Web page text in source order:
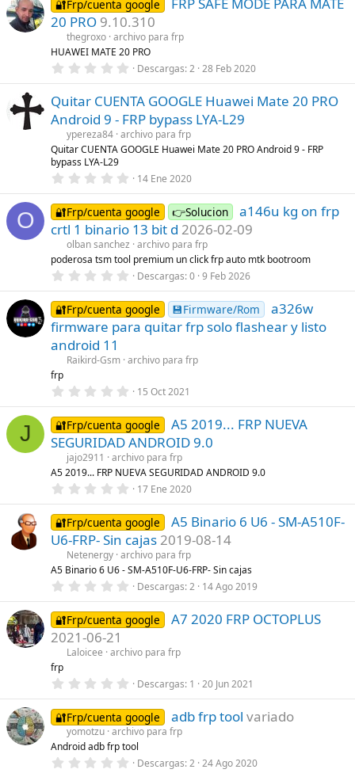
(
s
)
e
s
t
r
e
l
(
s
)
🔐Frp/cuenta google
20 PRO 9.10.310
thegroxo archivo para frp
HUAWEI MATE 20 PRO
0
0
0
e
s
t
r
e
(
s
)
Descargas 2 28 Feb 2020
Quitar CUENTA GOOGLE Huawei Mate 20 PRO
Android 9 - FRP bypass LYA-L29
ypereza84 archivo para frp
Quitar CUENTA GOOGLE Huawei Mate 20 PRO Android 9 - FRP
bypass LYA-L29
0
0
0
e
s
t
r
e
l
a
(
s
)
14 Ene 2020
O 🔐Frp/cuenta google 👉Solucion
a146u kg on frp
crtl 1 binario 13 bit d 2026-02-09
olban sanchez
archivo para frp
poderosa tsm tool premium un click frp auto mtk bootroom
0
0
0
e
s
e
a
(
s
)
Descargas 0 9 Feb 2026
🔐Frp/cuenta google 💾Firmware/Rom
a326w
firmware para quitar frp solo flashear y listo
android 11
Raikird-Gsm archivo para frp
frp
0
0
0
e
s
t
r
e
l
a
(
s
)
15 Oct 2021
J 🔐Frp/cuenta google
A5 2019... FRP NUEVA
SEGURIDAD ANDROID 9.0
jajo2911
archivo para frp
A5 2019... FRP NUEVA SEGURIDAD ANDROID 9.0
0
0
0
e
s
t
r
e
l
a
(
s
17 Ene 2020
🔐Frp/cuenta google
A5 Binario 6 U6 - SM-A510F-
U6-FRP- Sin cajas 2019-08-14
Netenergy archivo para frp
A5 Binario 6 U6 - SM-A510F-U6-FRP- Sin cajas
0
0
0
e
t
l
a
(
s
)
Descargas 2 14 Ago 2019
🔐Frp/cuenta google
A7 2020 FRP OCTOPLUS
2021-06-21
Laloicee
archivo para frp
frp
0
0
0
e
s
t
r
Descargas 1 20 Jun 2021
🔐Frp/cuenta google adb frp tool variado
yomotzu archivo para frp
Android adb frp tool
0 Descargas 2 24 Ago 2020